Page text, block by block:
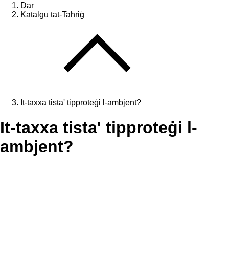
Dar
Katalgu tat-Taħriġ
It-taxxa tista' tipproteġi l-ambjent?
It-taxxa tista' tipproteġi l-
ambjent?